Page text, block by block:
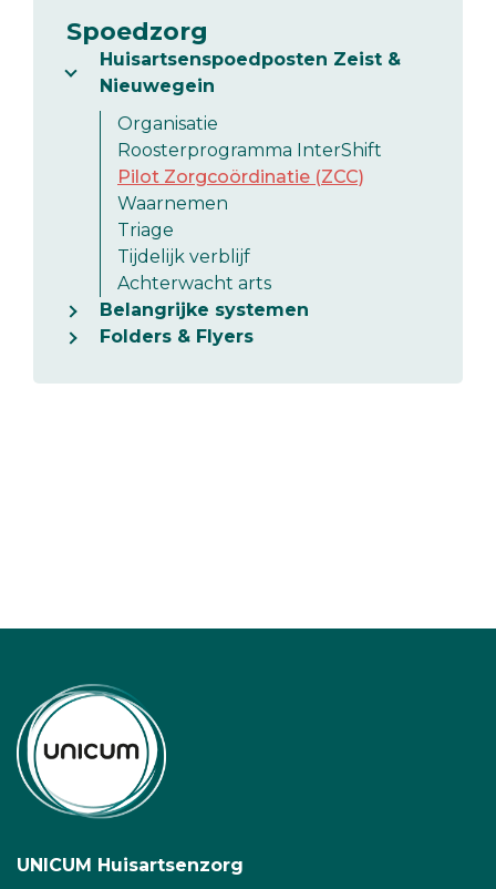
Spoedzorg
Huisartsenspoedposten Zeist &
Nieuwegein
Organisatie
Roosterprogramma InterShift
Pilot Zorgcoördinatie (ZCC)
Waarnemen
Triage
Tijdelijk verblijf
Achterwacht arts
Belangrijke systemen
Folders & Flyers
UNICUM Huisartsenzorg